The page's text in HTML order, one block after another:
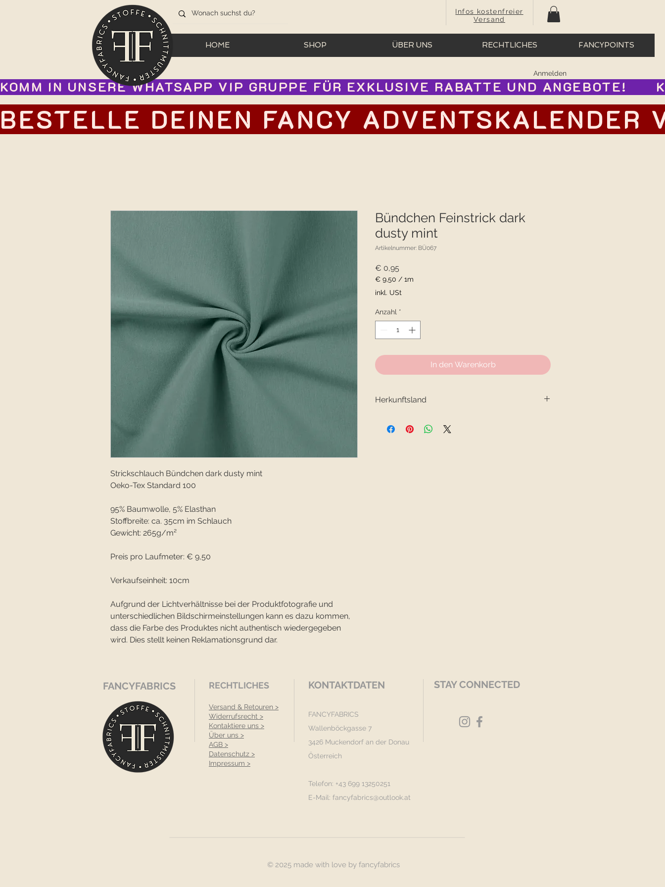
Infos kostenfreier
Versand
HOME SHOP ÜBER UNS RECHTLICHES FANCYPOINTS
Anmelden
KOMM IN UNSERE WHATSAPP VIP GRUPPE FÜR EXKLUSIVE RABATTE UND ANGEBOTE!
BESTELLE DEINEN FANCY
Strickschlauch Bündchen dark dusty mint
Oeko-Tex Standard 100
95% Baumwolle, 5% Elasthan
Stoffbreite: ca. 35cm im Schlauch
Gewicht: 265g/m²
Preis pro Laufmeter: € 9,50
Verkaufseinheit: 10cm
Aufgrund der Lichtverhältnisse bei der Produktfotografie und
unterschiedlichen Bildschirmeinstellungen kann es dazu kommen,
dass die Farbe des Produktes nicht authentisch wiedergegeben
wird. Dies stellt keinen Reklamationsgrund dar.
Bündchen Feinstrick dark
dusty mint
Artikelnummer: BÜ067
€ 0,95
€ 9,50 / 1m
€ 9,50
1
Meter
inkl. USt
Anzahl *
In den Warenkorb
Herkunftsland
© 2025 made with love by fancyfabrics
FANCYFABRICS RECHTLICHES
Versand & Retouren >
Widerrufsrecht >
Kontaktiere uns >
Über uns >
AGB >
Datenschutz >
Impressum >
KONTAKTDATEN
FANCYFABRICS
Wallenböckgasse 7
3426 Muckendorf an der Donau
Österreich
Telefon: +43 699 13250251
E-Mail: fancyfabrics@outlook.at
STAY CONNECTED